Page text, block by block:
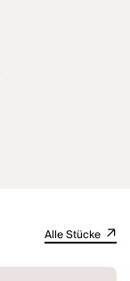
Alle Stücke